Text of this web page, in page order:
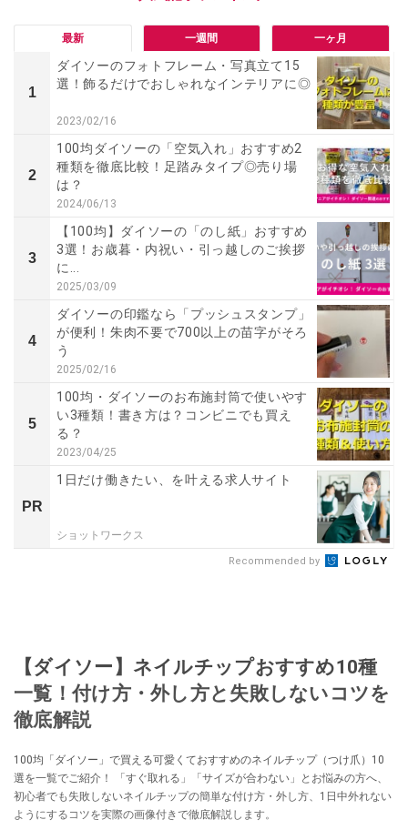
最新 一週間 一ヶ月
1
ダイソーのフォトフレーム・写真立て15
選！飾るだけでおしゃれなインテリアに◎
2023/02/16
2
100均ダイソーの「空気入れ」おすすめ2
種類を徹底比較！足踏みタイプ◎売り場
は？
2024/06/13
3
【100均】ダイソーの「のし紙」おすすめ
3選！お歳暮・内祝い・引っ越しのご挨拶
に...
2025/03/09
4
ダイソーの印鑑なら「プッシュスタンプ」
が便利！朱肉不要で700以上の苗字がそろ
う
2025/02/16
5
100均・ダイソーのお布施封筒で使いやす
い3種類！書き方は？コンビニでも買え
る？
2023/04/25
PR
1日だけ働きたい、を叶える求人サイト
ショットワークス
Recommended by
【ダイソー】ネイルチップおすすめ10種
一覧！付け方・外し方と失敗しないコツを
徹底解説
100均「ダイソー」で買える可愛くておすすめのネイルチップ（つけ爪）10
選を一覧でご紹介！ 「すぐ取れる」「サイズが合わない」とお悩みの方へ、
初心者でも失敗しないネイルチップの簡単な付け方・外し方、1日中外れない
ようにするコツを実際の画像付きで徹底解説します。